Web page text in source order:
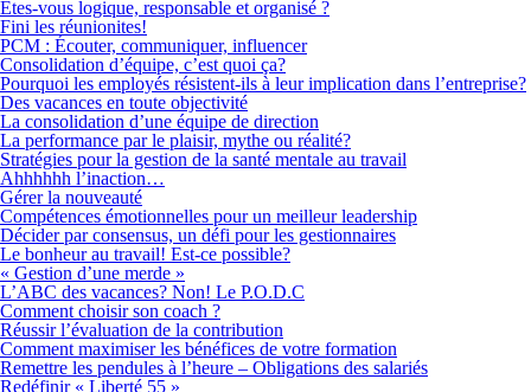
Êtes-vous logique, responsable et organisé ?
Fini les réunionites!
PCM : Écouter, communiquer, influencer
Consolidation d’équipe, c’est quoi ça?
Pourquoi les employés résistent-ils à leur implication dans l’entreprise?
Des vacances en toute objectivité
La consolidation d’une équipe de direction
La performance par le plaisir, mythe ou réalité?
Stratégies pour la gestion de la santé mentale au travail
Ahhhhhh l’inaction…
Gérer la nouveauté
Compétences émotionnelles pour un meilleur leadership
Décider par consensus, un défi pour les gestionnaires
Le bonheur au travail! Est-ce possible?
« Gestion d’une merde »
L’ABC des vacances? Non! Le P.O.D.C
Comment choisir son coach ?
Réussir l’évaluation de la contribution
Comment maximiser les bénéfices de votre formation
Remettre les pendules à l’heure – Obligations des salariés
Redéfinir « Liberté 55 »